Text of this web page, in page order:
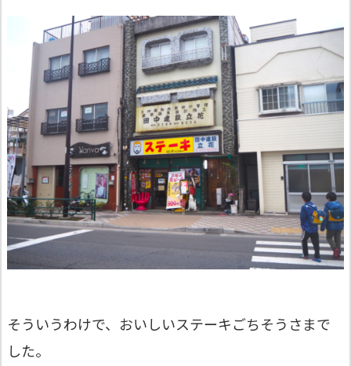
そういうわけで、おいしいステーキごちそうさまで
した。